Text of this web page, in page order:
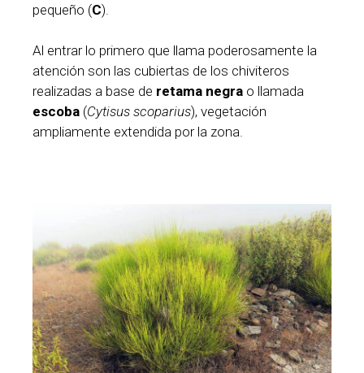
pequeño (C).
Al entrar lo primero que llama poderosamente la
atención son las cubiertas de los chiviteros
realizadas a base de retama negra o llamada
escoba (Cytisus scoparius), vegetación
ampliamente extendida por la zona.